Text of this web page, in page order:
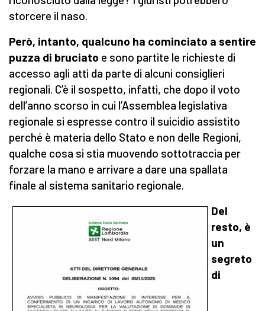
storcere il naso.
Però, intanto, qualcuno ha cominciato a sentire
puzza di bruciato e sono partite le richieste di
accesso agli atti da parte di alcuni consiglieri
regionali. C’è il sospetto, infatti, che dopo il voto
dell’anno scorso in cui l’Assemblea legislativa
regionale si espresse contro il suicidio assistito
perché è materia dello Stato e non delle Regioni,
qualche cosa si stia muovendo sottotraccia per
forzare la mano e arrivare a dare una spallata
finale al sistema sanitario regionale.
Del
resto, è
un
segreto
di